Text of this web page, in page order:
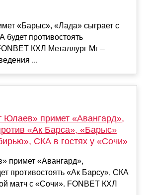
«Барыс», «Лада» сыграет с
противостоять
КХЛ Металлург Мг –
...
Юлаев» примет «Авангард»,
«Ак Барса», «Барыс»
СКА в гостях у «Сочи»
примет «Авангард»,
противостоять «Ак Барсу», СКА
матч с «Сочи». FONBET КХЛ